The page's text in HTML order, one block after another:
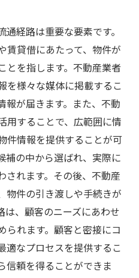
経路は重要な要素です。
賃貸借にあたって、物件が
とを指します。不動産業者
を様々な媒体に掲載するこ
報が届きます。また、不動
用することで、広範囲に情
件情報を提供することが可
補の中から選ばれ、実際に
されます。その後、不動産
物件の引き渡しや手続きが
は、顧客のニーズにあわせ
られます。顧客と密接にコ
適なプロセスを提供するこ
信頼を得ることができま